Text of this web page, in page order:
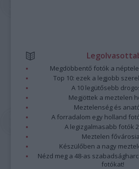
Megdöbbentő fotók a
Top 10: ezek a legjobb
A 10 legütősebb
Megjöttek a meztelen
Meztelenség és
A forradalom egy holland
A legizgalmasabb fotók
Meztelen
Készülőben a nagy
Nézd meg a 48-as
fotókat!